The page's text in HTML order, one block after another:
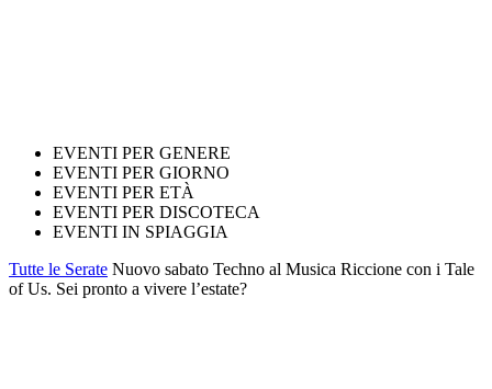
EVENTI PER GENERE
EVENTI PER GIORNO
EVENTI PER ETÀ
EVENTI PER DISCOTECA
EVENTI IN SPIAGGIA
Tutte le Serate Nuovo sabato Techno al Musica Riccione con i Tale
of Us. Sei pronto a vivere l’estate?